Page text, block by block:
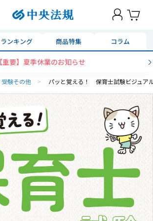
ランキング 商品特集 コラム
に「セブンイレブン」を追加いたしました
受験その他 > パッと覚える！ 保育士試験ビジュア